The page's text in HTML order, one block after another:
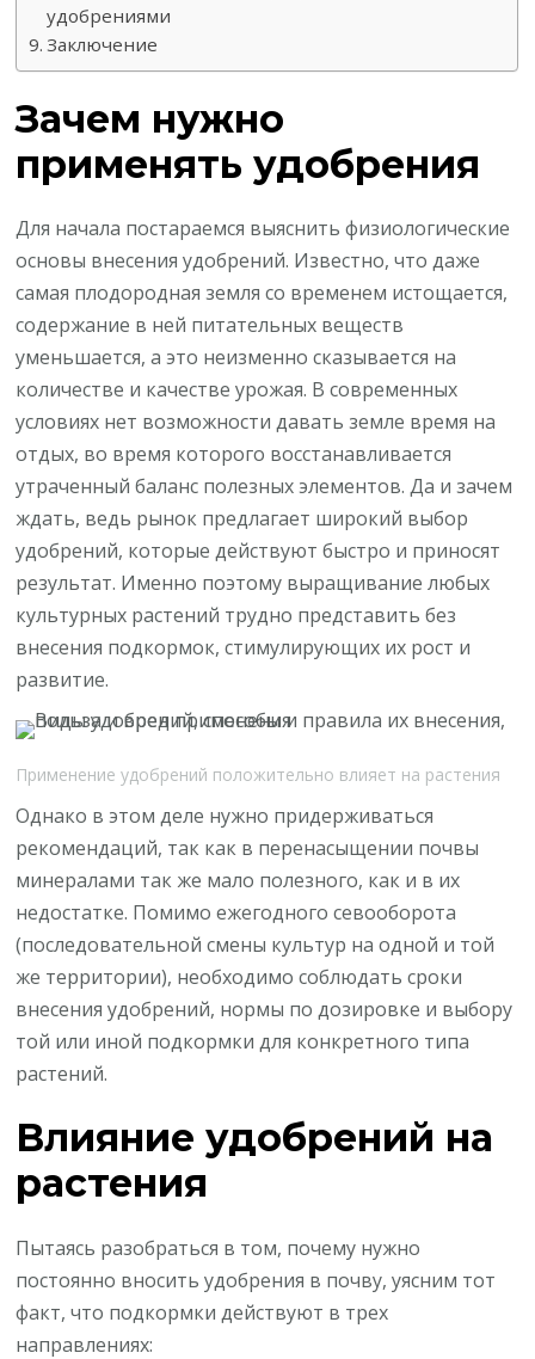
удобрениями
Заключение
Зачем нужно
применять удобрения
Для начала постараемся выяснить физиологические
основы внесения удобрений. Известно, что даже
самая плодородная земля со временем истощается,
содержание в ней питательных веществ
уменьшается, а это неизменно сказывается на
количестве и качестве урожая. В современных
условиях нет возможности давать земле время на
отдых, во время которого восстанавливается
утраченный баланс полезных элементов. Да и зачем
ждать, ведь рынок предлагает широкий выбор
удобрений, которые действуют быстро и приносят
результат. Именно поэтому выращивание любых
культурных растений трудно представить без
внесения подкормок, стимулирующих их рост и
развитие.
Применение удобрений положительно влияет на растения
Однако в этом деле нужно придерживаться
рекомендаций, так как в перенасыщении почвы
минералами так же мало полезного, как и в их
недостатке. Помимо ежегодного севооборота
(последовательной смены культур на одной и той
же территории), необходимо соблюдать сроки
внесения удобрений, нормы по дозировке и выбору
той или иной подкормки для конкретного типа
растений.
Влияние удобрений на
растения
Пытаясь разобраться в том, почему нужно
постоянно вносить удобрения в почву, уясним тот
факт, что подкормки действуют в трех
направлениях: